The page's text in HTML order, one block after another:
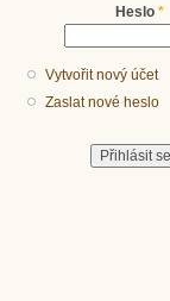
Heslo *
Vytvořit nový účet
Zaslat nové heslo